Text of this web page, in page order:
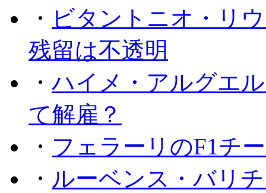
・ ビタントニオ・リ
残留は不透明
・ハイメ・アルグエ
て解雇？
・ フェラーリのF1チ
・ ルーベンス・バリ